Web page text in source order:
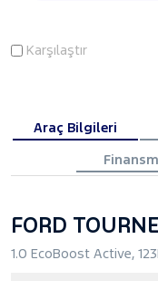
Karşılaştır
Araç Bilgileri
FORD
1.0 EcoBoost Active,